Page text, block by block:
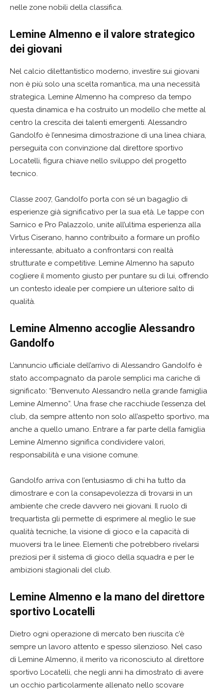
nelle zone nobili della classifica.
Lemine Almenno e il valore strategico
dei giovani
Nel calcio dilettantistico moderno, investire sui giovani
non è più solo una scelta romantica, ma una necessità
strategica. Lemine Almenno ha compreso da tempo
questa dinamica e ha costruito un modello che mette al
centro la crescita dei talenti emergenti. Alessandro
Gandolfo è l’ennesima dimostrazione di una linea chiara,
perseguita con convinzione dal direttore sportivo
Locatelli, figura chiave nello sviluppo del progetto
tecnico.
Classe 2007, Gandolfo porta con sé un bagaglio di
esperienze già significativo per la sua età. Le tappe con
Sarnico e Pro Palazzolo, unite all’ultima esperienza alla
Virtus Ciserano, hanno contribuito a formare un profilo
interessante, abituato a confrontarsi con realtà
strutturate e competitive. Lemine Almenno ha saputo
cogliere il momento giusto per puntare su di lui, offrendo
un contesto ideale per compiere un ulteriore salto di
qualità.
Lemine Almenno accoglie Alessandro
Gandolfo
L’annuncio ufficiale dell’arrivo di Alessandro Gandolfo è
stato accompagnato da parole semplici ma cariche di
significato: “Benvenuto Alessandro nella grande famiglia
Lemine Almenno”. Una frase che racchiude l’essenza del
club, da sempre attento non solo all’aspetto sportivo, ma
anche a quello umano. Entrare a far parte della famiglia
Lemine Almenno significa condividere valori,
responsabilità e una visione comune.
Gandolfo arriva con l’entusiasmo di chi ha tutto da
dimostrare e con la consapevolezza di trovarsi in un
ambiente che crede davvero nei giovani. Il ruolo di
trequartista gli permette di esprimere al meglio le sue
qualità tecniche, la visione di gioco e la capacità di
muoversi tra le linee. Elementi che potrebbero rivelarsi
preziosi per il sistema di gioco della squadra e per le
ambizioni stagionali del club.
Lemine Almenno e la mano del direttore
sportivo Locatelli
Dietro ogni operazione di mercato ben riuscita c’è
sempre un lavoro attento e spesso silenzioso. Nel caso
di Lemine Almenno, il merito va riconosciuto al direttore
sportivo Locatelli, che negli anni ha dimostrato di avere
un occhio particolarmente allenato nello scovare